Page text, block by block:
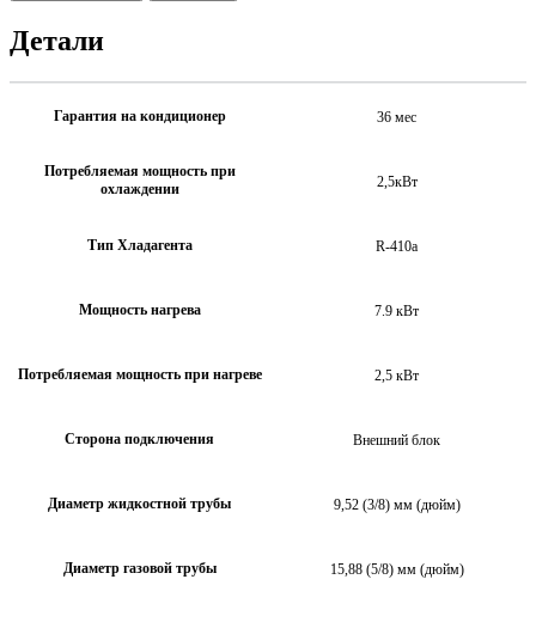
Детали
Гарантия на кондиционер 36 мес
Потребляемая мощность при
охлаждении
2,5кВт
Тип Хладагента R-410a
Мощность нагрева 7.9 кВт
Потребляемая мощность при нагреве 2,5 кВт
Сторона подключения Внешний блок
Диаметр жидкостной трубы 9,52 (3/8) мм (дюйм)
Диаметр газовой трубы 15,88 (5/8) мм (дюйм)